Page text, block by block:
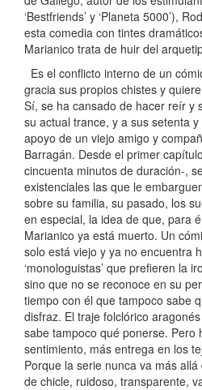
‘Bestfriends’ y ‘Planeta 5000’),
esta comedia con tintes
Marianico trata de huir del
Es el conflicto interno de un
gracia sus propios chistes y
Sí, se ha cansado de hacer reír y
su actual trance, y a sus setenta
apoyo de un viejo amigo y
Barragán. Desde el primer
cincuenta minutos de duración-,
existenciales las que le
sobre su familia, su pasado, los
en especial, la idea de que, para
Marianico ya está muerto. Un
solo está viejo y ya no encuentra
‘monologuistas’ que prefieren la
sino que no se reconoce en su
tiempo con él que tampoco sabe
disfraz. El traje folclórico
sabe tampoco qué ponerse. Pero
sentimiento, más entrega en los
Porque la serie nunca va más
de chicle, ruidoso, transparente,